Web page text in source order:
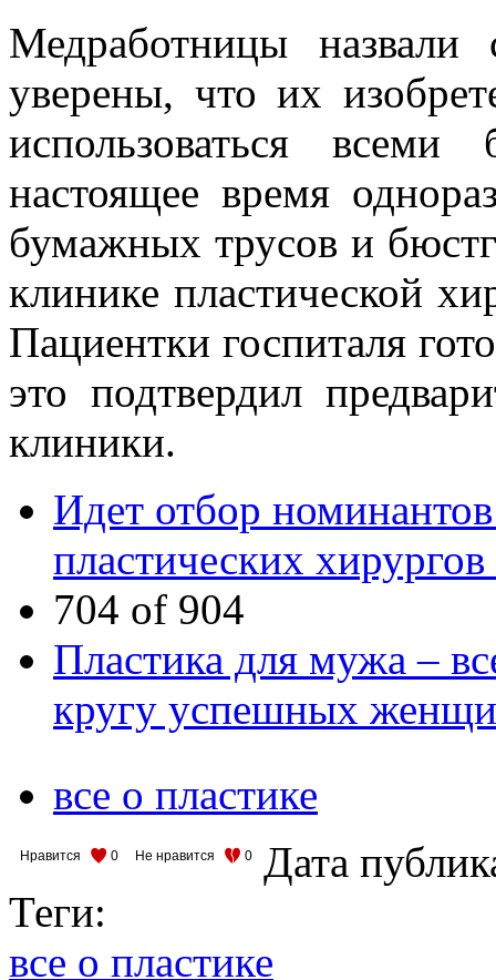
Медработницы
уверены, что их
использоваться
настоящее время
бумажных трусов и
клинике пластической
Пациентки госпиталя
это подтвердил
клиники.
Идет отбор
пластических
704 of 904
Пластика для мужа –
кругу успешных
все о пластике
Нравится 0 Не нравится 0
Дата
Теги:
все о пластике